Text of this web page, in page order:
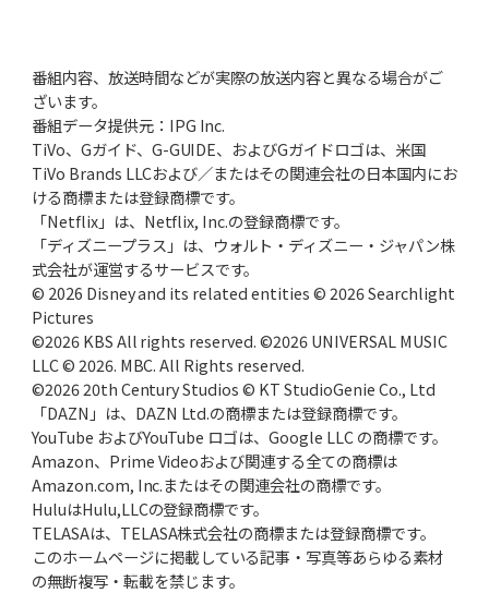
2025年10月23日(木)
早実、57年春、紫紺の大旗を関東に
2025年9月25日(木)
約半世紀前の“関東三羽烏”伝説土屋正勝、工藤一彦、永川英植
2025年8月28日(木)
沖縄尚学、2枚看板で夏初制覇 優勝の価値と沖縄野球の近未来
2025年7月24日(木)
PLの名将・中村順司の勝負采配81春、倉吉北戦での伝令の意図
2025年6月26日(木)
長嶋茂雄、伝説の特大ホームラン野球少年からミスタープロ野球へ
2025年5月22日(木)
日本人メジャーリーガー第1号マッシー村上、法政二高の青春
2025年4月24日(木)
番組内容、放送時間などが実際の放送内容と異なる場合がご
ざいます。
番組データ提供元：IPG Inc.
TiVo、Gガイド、G-GUIDE、およびGガイドロゴは、米国
TiVo Brands LLCおよび／またはその関連会社の日本国内にお
ける商標または登録商標です。
「Netflix」は、Netflix, Inc.の登録商標です。
「ディズニープラス」は、ウォルト・ディズニー・ジャパン株
式会社が運営するサービスです。
© 2026 Disney and its related entities © 2026 Searchlight
Pictures
©2026 KBS All rights reserved. ©2026 UNIVERSAL MUSIC
LLC © 2026. MBC. All Rights reserved.
©2026 20th Century Studios © KT StudioGenie Co., Ltd
「DAZN」は、DAZN Ltd.の商標または登録商標です。
YouTube およびYouTube ロゴは、Google LLC の商標です。
Amazon、Prime Videoおよび関連する全ての商標は
Amazon.com, Inc.またはその関連会社の商標です。
HuluはHulu,LLCの登録商標です。
TELASAは、TELASA株式会社の商標または登録商標です。
このホームページに掲載している記事・写真等あらゆる素材
の無断複写・転載を禁じます。